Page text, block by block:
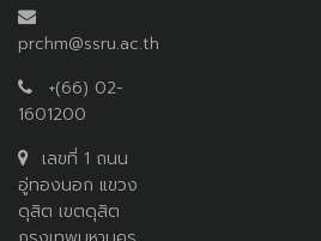
prchm@ssru.ac.th
+(66) 02-
1601200
เลขที่ 1 ถนน
อู่ทองนอก แขวง
ดุสิต เขตดุสิต